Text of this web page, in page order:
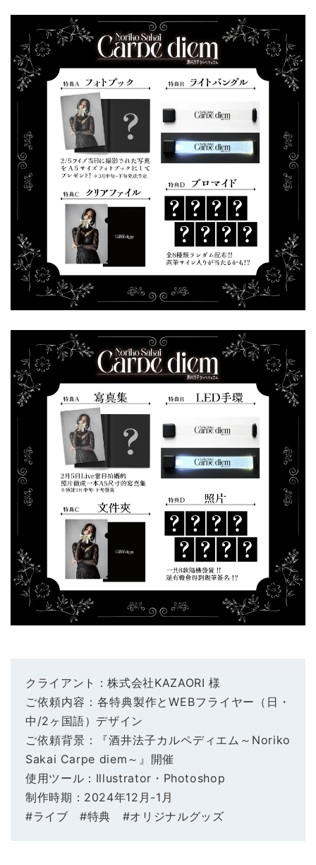
クライアント：株式会社KAZAORI 様
ご依頼内容：各特典製作とWEBフライヤー（日・
中/2ヶ国語）デザイン
ご依頼背景：『酒井法子カルペディエム～Noriko
Sakai Carpe diem～』開催
使用ツール：Illustrator・Photoshop
制作時期：2024年12月-1月
#ライブ #特典 #オリジナルグッズ